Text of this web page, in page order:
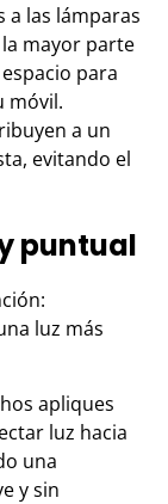
a las lámparas
mayor parte
para
móvil.
a un
evitando el
puntual
luz más
apliques
luz hacia
una
y sin